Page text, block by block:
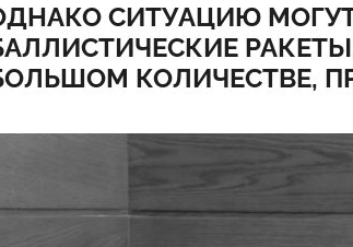
СИТУАЦИЮ
КОЛИЧЕСТВЕ,